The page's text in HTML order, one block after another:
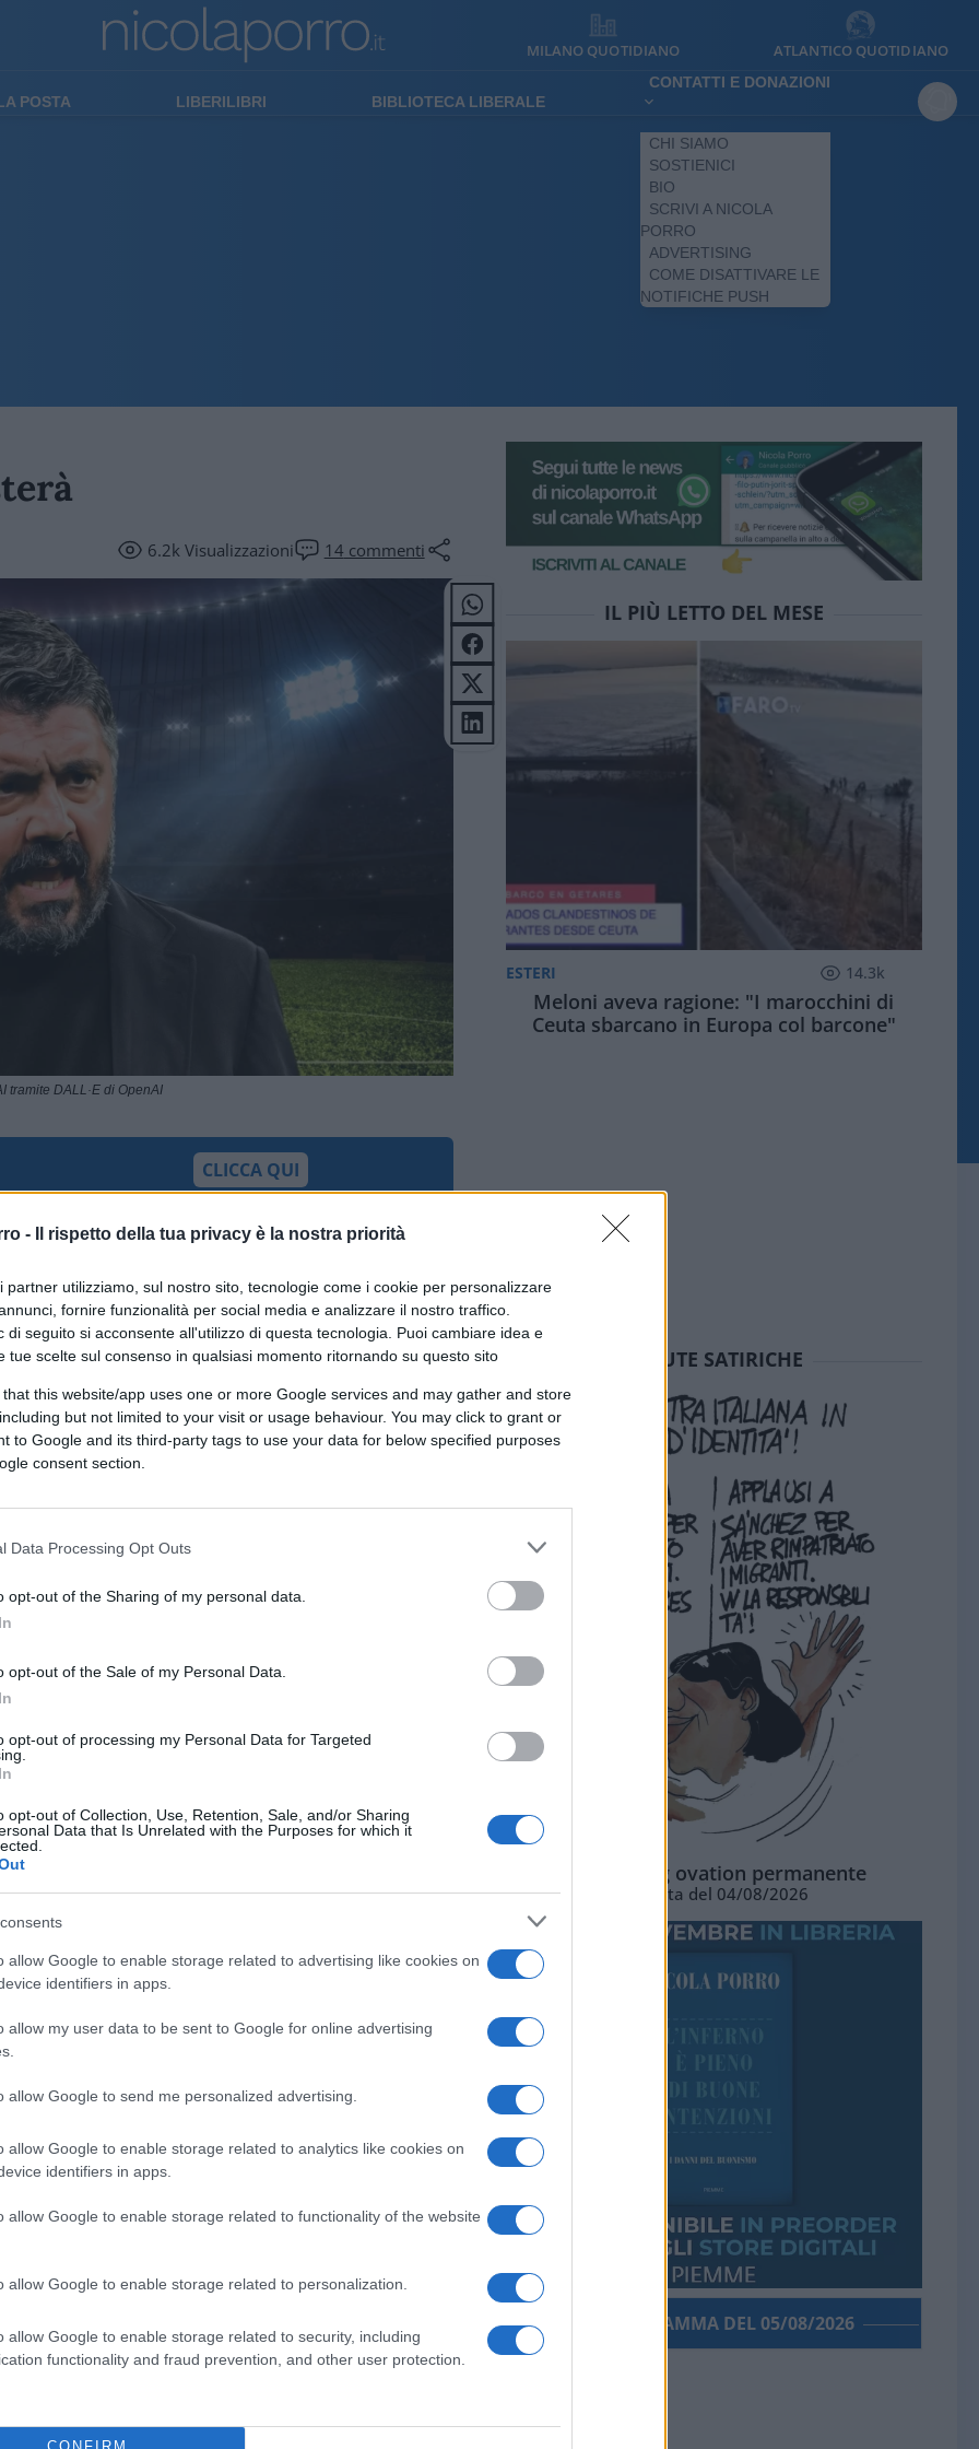
- Il rispetto della tua privacy è la nostra priorità
partner utilizziamo, sul nostro sito, tecnologie come i cookie per personalizzare
fornire funzionalità per social media e analizzare il nostro traffico.
di seguito si acconsente all'utilizzo di questa tecnologia. Puoi cambiare idea e
tue scelte sul consenso in qualsiasi momento ritornando su questo sito
that this website/app uses one or more Google services and may gather and store
but not limited to your visit or usage behaviour. You may click to grant or
to Google and its third-party tags to use your data for below specified purposes
consent section.
Data Processing Opt Outs
opt-out of the Sharing of my personal data.
opt-out of the Sale of my Personal Data.
opt-out of processing my Personal Data for Targeted
opt-out of Collection, Use, Retention, Sale, and/or Sharing
Data that Is Unrelated with the Purposes for which it
allow Google to enable storage related to advertising like cookies on
identifiers in apps.
allow my user data to be sent to Google for online advertising
allow Google to send me personalized advertising.
allow Google to enable storage related to analytics like cookies on
identifiers in apps.
allow Google to enable storage related to functionality of the website
allow Google to enable storage related to personalization.
allow Google to enable storage related to security, including
functionality and fraud prevention, and other user protection.
CONFIRM
MILANO QUOTIDIANO ATLANTICO QUOTIDIANO
POSTA LIBERILIBRI BIBLIOTECA LIBERALE
CONTATTI E DONAZIONI
CHI SIAMO
SOSTIENICI
BIO
SCRIVI A NICOLA
PORRO
ADVERTISING
COME DISATTIVARE LE
NOTIFICHE PUSH
6.2kVisualizzazioni 14 commenti
tramite DALL·E di OpenAI
CLICCA QUI
le partite di calcio come se fossero
partite di calcio.” Non è una bella frase,
campo non sbagliava.
molto di guerra cerchiamo di alleggerire
Nazionale ha subito una sconfitta con la
per la terza volta consecutiva!
il ct della Nazionale ha comunicato
che questo venisse ufficializzato da
rimasto in panchina nella partita con la
una partita eccezionale. Infine ci siamo
sono “scappati” dall’impegno!
subito: il nostro
responsabilità dell’allenatore e penso che
le sorti azzurre con il cambio
fondamentale è raccontare
veramente sicuri che i nostri
ci raccontano molte testate giornalistiche
sufficienti?
non riescono a giocare titolari nei club
facendo bene, come l’Under 19
mondiale 2023 e l’Under 21 che
giocatori non li vediamo più crescere?
da parte della Federazione?
IL PIÙ LETTO DEL MESE
ESTERI 14.3k
Meloni aveva ragione: "I marocchini di
Ceuta sbarcano in Europa col barcone"
SEDUTE SATIRICHE
La standing ovation permanente
Vignetta del 04/08/2026
PORROGRAMMA DEL 05/08/2026